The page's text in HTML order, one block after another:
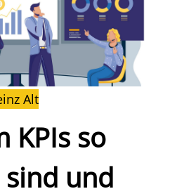
Alt
KPIs so
und